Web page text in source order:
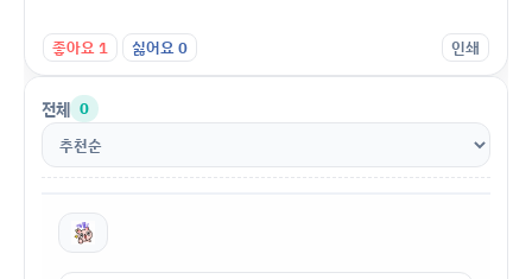
좋아요1 싫어요0 인쇄
전체 0